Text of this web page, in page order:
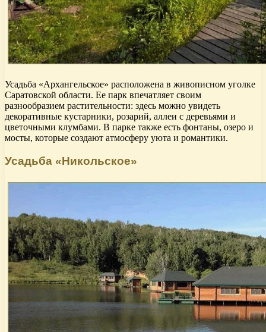
Усадьба «Архангельское» расположена в живописном уголке
Саратовской области. Ее парк впечатляет своим
разнообразием растительности: здесь можно увидеть
декоративные кустарники, розарий, аллеи с деревьями и
цветочными клумбами. В парке также есть фонтаны, озеро и
мосты, которые создают атмосферу уюта и романтики.
Усадьба «Никольское»